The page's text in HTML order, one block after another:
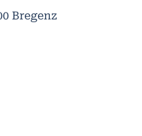
Bregenz